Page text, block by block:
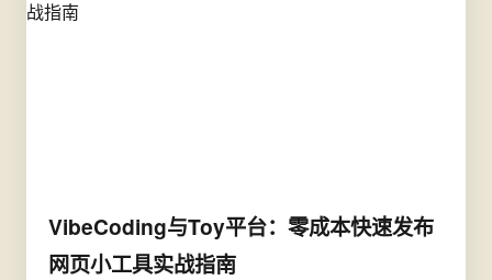
VibeCoding与Toy平台：零成本快速发布
网页小工具实战指南